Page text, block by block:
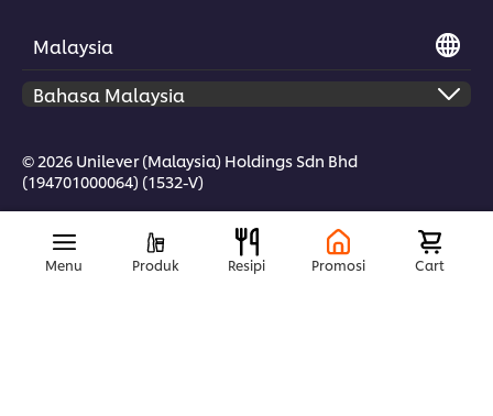
Malaysia
© 2026 Unilever (Malaysia) Holdings Sdn Bhd
(194701000064) (1532-V)
Menu Produk Resipi Promosi Cart